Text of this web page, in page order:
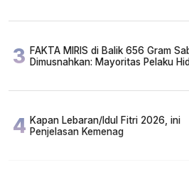
3 FAKTA MIRIS di Balik 656 Gram
Dimusnahkan: Mayoritas Pelaku
4 Kapan Lebaran/Idul Fitri 2026, ini
Penjelasan Kemenag